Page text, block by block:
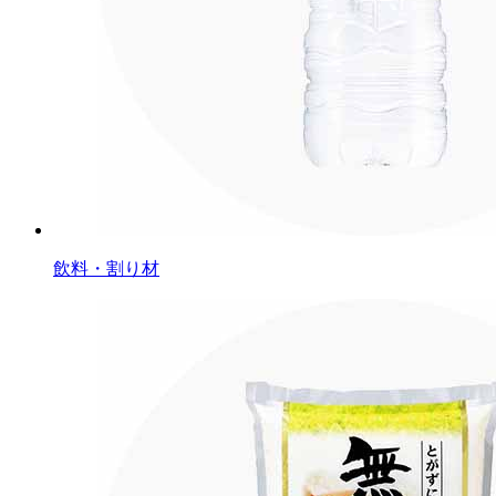
飲料・割り材